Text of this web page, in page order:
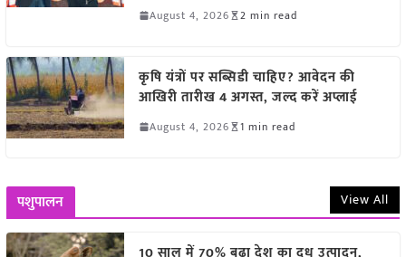
August 4, 2026 2 min read
कृषि यंत्रों पर सब्सिडी चाहिए? आवेदन की
आखिरी तारीख 4 अगस्त, जल्द करें अप्लाई
August 4, 2026 1 min read
पशुपालन View All